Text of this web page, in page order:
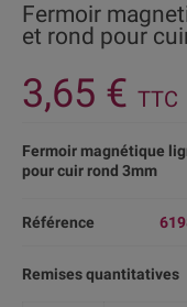
Fermoir
et rond pour
3,65 € TTC
Fermoir magnétique
pour cuir rond 3mm
Référence
Remises quantitatives